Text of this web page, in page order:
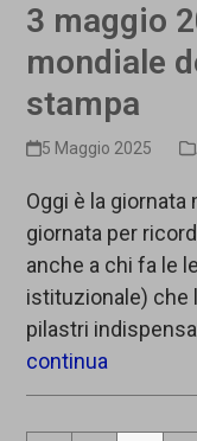
3 maggio
mondiale
stampa
5 Maggio 2025
Oggi è la giornata
giornata per
anche a chi fa le
istituzionale) che
pilastri
continua